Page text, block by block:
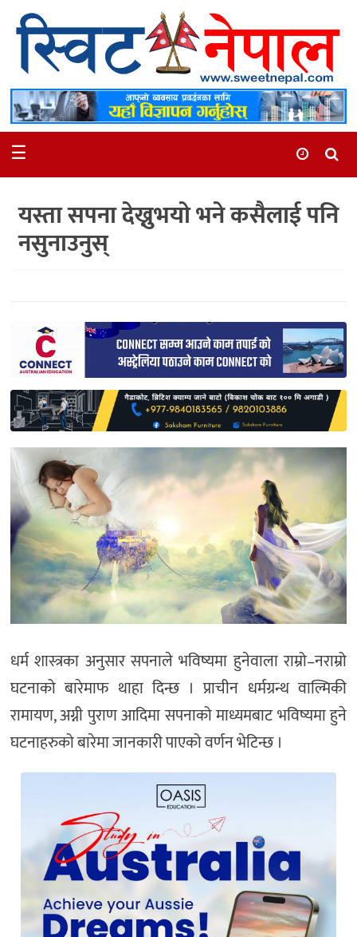
समाचार
स्थानीय
मनोरञ्जन
अन्तर्वार्ता
समाज
भिडियो
साहित्य
प्रदेश
English
☰
यस्ता सपना देख्नुभयाे भने कसैलाई पनि
नसुनाउनुस्
धर्म शास्त्रका अनुसार सपनाले भविष्यमा हुनेवाला राम्रो–नराम्रो
घटनाको बारेमाफ थाहा दिन्छ । प्राचीन धर्मग्रन्थ वाल्मिकी
रामायण, अग्नी पुराण आदिमा सपनाको माध्यमबाट भविष्यमा हुने
घटनाहरुको बारेमा जानकारी पाएको वर्णन भेटिन्छ ।